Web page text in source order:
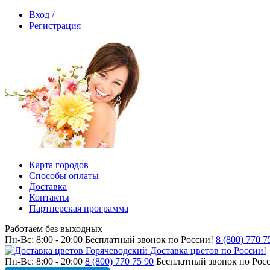
Вход /
Регистрация
Карта городов
Способы оплаты
Доставка
Контакты
Партнерская программа
Работаем без выходных
Пн-Вс: 8:00 - 20:00 Бесплатный звонок по России! 8 (800) 770
Доставка цветов по России!
Пн-Вс: 8:00 - 20:00 8 (800) 770 75 90 Бесплатный звонок по